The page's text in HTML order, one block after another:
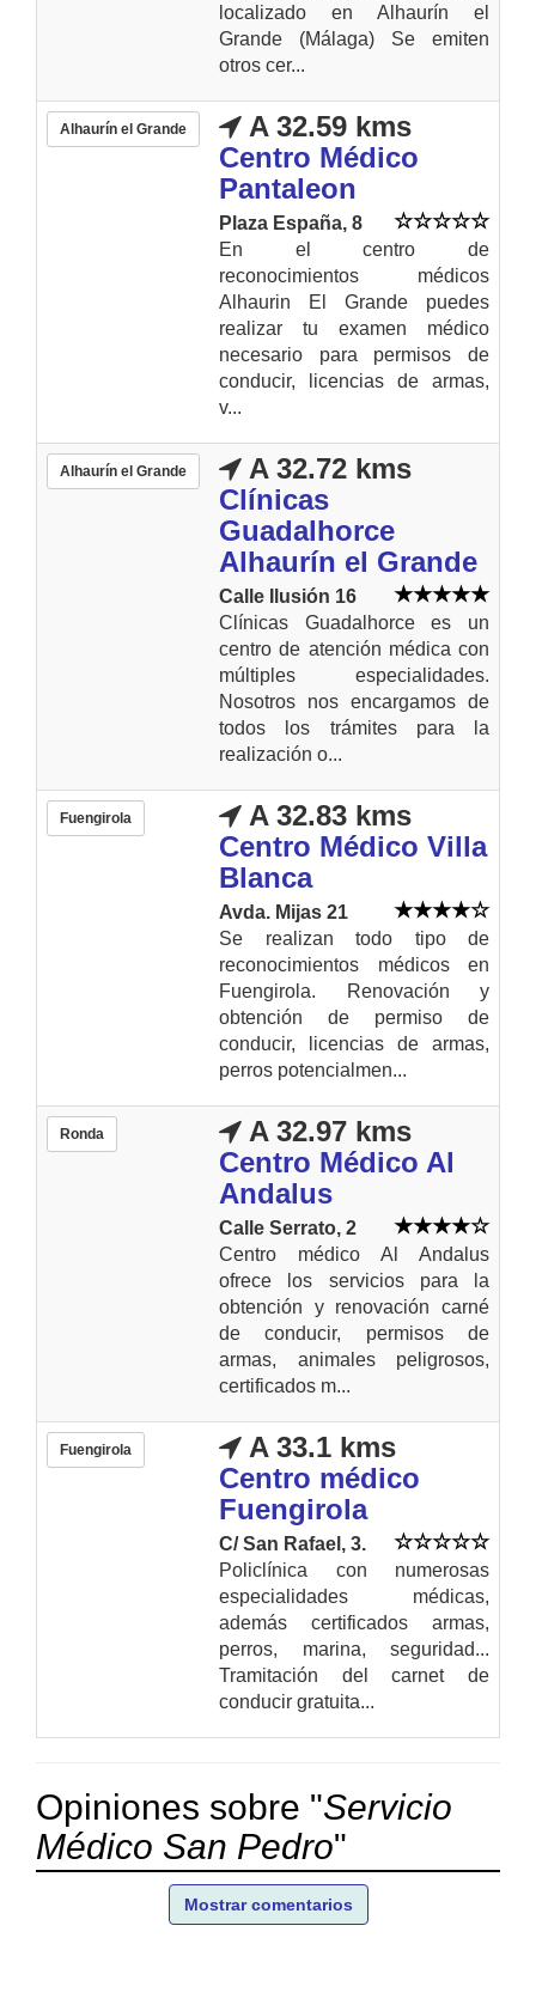
localizado en Alhaurín el
Grande (Málaga) Se emiten
otros cer...
Alhaurín el Grande
A 32.59 kms
Centro Médico
Pantaleon
Plaza España, 8
En el centro de
reconocimientos médicos
Alhaurin El Grande puedes
realizar tu examen médico
necesario para permisos de
conducir, licencias de armas,
v...
Alhaurín el Grande
A 32.72 kms
Clínicas
Guadalhorce
Alhaurín el Grande
Calle Ilusión 16
Clínicas Guadalhorce es un
centro de atención médica con
múltiples especialidades.
Nosotros nos encargamos de
todos los trámites para la
realización o...
Fuengirola
A 32.83 kms
Centro Médico Villa
Blanca
Avda. Mijas 21
Se realizan todo tipo de
reconocimientos médicos en
Fuengirola. Renovación y
obtención de permiso de
conducir, licencias de armas,
perros potencialmen...
Ronda
A 32.97 kms
Centro Médico Al
Andalus
Calle Serrato, 2
Centro médico Al Andalus
ofrece los servicios para la
obtención y renovación carné
de conducir, permisos de
armas, animales peligrosos,
certificados m...
Fuengirola
A 33.1 kms
Centro médico
Fuengirola
C/ San Rafael, 3.
Policlínica con numerosas
especialidades médicas,
además certificados armas,
perros, marina, seguridad...
Tramitación del carnet de
conducir gratuita...
Opiniones sobre "Servicio
Médico San Pedro"
Mostrar comentarios